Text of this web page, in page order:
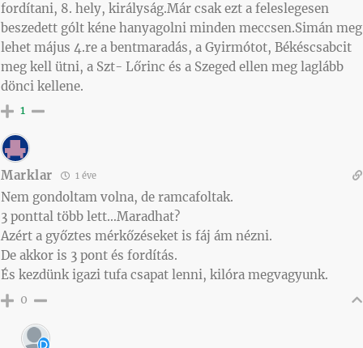
fordítani, 8. hely, királyság.Már csak ezt a feleslegesen
beszedett gólt kéne hanyagolni minden meccsen.Simán meg
lehet május 4.re a bentmaradás, a Gyirmótot, Békéscsabcit
meg kell ütni, a Szt- Lőrinc és a Szeged ellen meg laglább
dönci kellene.
1
Marklar 1 éve
Nem gondoltam volna, de ramcafoltak.
3 ponttal több lett…Maradhat?
Azért a győztes mérkőzéseket is fáj ám nézni.
De akkor is 3 pont és fordítás.
És kezdünk igazi tufa csapat lenni, kilóra megvagyunk.
0